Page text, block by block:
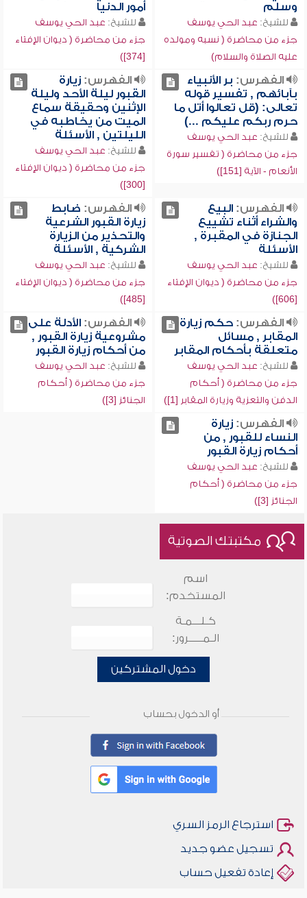
وسلم
للشيخ: عبد الحي يوسف
جزء من محاضرة ( نسبه ومولده
عليه الصلاة والسلام)
أمور الدنيا
للشيخ: عبد الحي يوسف
جزء من محاضرة ( ديوان الإفتاء
[374])
الفهرس: بر الأنبياء
بآبائهم , تفسير قوله
تعالى: (قل تعالوا أتل ما
حرم ربكم عليكم ...)
للشيخ: عبد الحي يوسف
جزء من محاضرة ( تفسير سورة
الأنعام - الآية [151])
الفهرس:زيارة
القبور ليلة الأحد وليلة
الإثنين وحقيقة سماع
الميت من يخاطبه في
الليلتين , الأسئلة
للشيخ: عبد الحي يوسف
جزء من محاضرة ( ديوان الإفتاء
[300])
الفهرس:البيع
والشراء أثناء تشييع
الجنازة في المقبرة ,
الأسئلة
للشيخ: عبد الحي يوسف
جزء من محاضرة ( ديوان الإفتاء
[606])
الفهرس: ضابط
زيارة القبور الشرعية
والتحذير من الزيارة
الشركية , الأسئلة
للشيخ: عبد الحي يوسف
جزء من محاضرة ( ديوان الإفتاء
[485])
الفهرس:حكم زيارة
المقابر , مسائل
متعلقة بأحكام المقابر
للشيخ: عبد الحي يوسف
جزء من محاضرة ( أحكام
الدفن والتعزية وزيارة المقابر [1])
الفهرس:الأدلة على
مشروعية زيارة القبور ,
من أحكام زيارة القبور
للشيخ: عبد الحي يوسف
جزء من محاضرة ( أحكام
الجنائز [3])
الفهرس:زيارة
النساء للقبور , من
أحكام زيارة القبور
للشيخ: عبد الحي يوسف
جزء من محاضرة ( أحكام
الجنائز [3])
مكتبتك الصوتية
اسم
المستخدم:
كـلـــمـة
الـمـــــرور:
دخول المشتركين
أو الدخول بحساب
استرجاع الرمز السري
تسجيل عضو جديد
إعادة تفعيل حساب